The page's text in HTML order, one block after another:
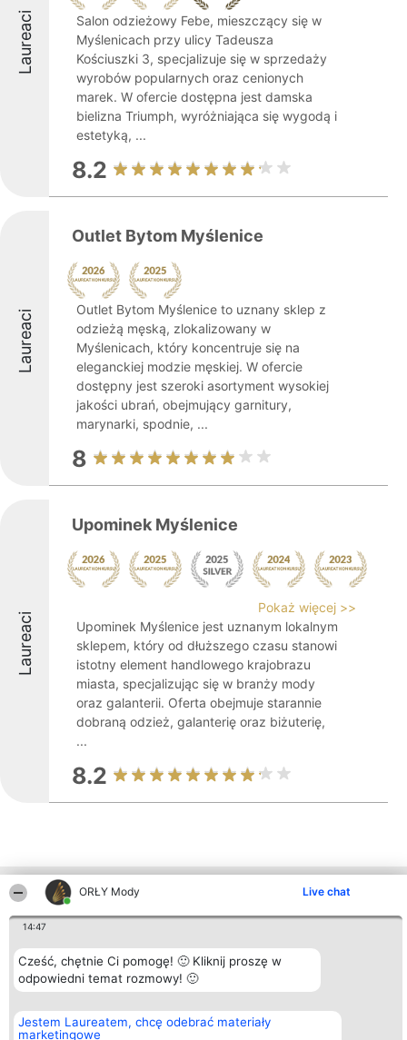
ORŁY Mody Live chat
14:47
Cześć, chętnie Ci pomogę! 🙂 Kliknij proszę w
odpowiedni temat rozmowy! 🙂
Jestem Laureatem, chcę odebrać materiały
marketingowe
Laureaci
Salon odzieżowy Febe, mieszczący się w
Myślenicach przy ulicy Tadeusza
Kościuszki 3, specjalizuje się w sprzedaży
wyrobów popularnych oraz cenionych
marek. W ofercie dostępna jest damska
bielizna Triumph, wyróżniająca się wygodą i
estetyką, ...
8.2
Laureaci
Outlet Bytom Myślenice
Outlet Bytom Myślenice to uznany sklep z
odzieżą męską, zlokalizowany w
Myślenicach, który koncentruje się na
eleganckiej modzie męskiej. W ofercie
dostępny jest szeroki asortyment wysokiej
jakości ubrań, obejmujący garnitury,
marynarki, spodnie, ...
8
Laureaci
Upominek Myślenice
Pokaż więcej >>
Upominek Myślenice jest uznanym lokalnym
sklepem, który od dłuższego czasu stanowi
istotny element handlowego krajobrazu
miasta, specjalizując się w branży mody
oraz galanterii. Oferta obejmuje starannie
dobraną odzież, galanterię oraz biżuterię,
...
8.2
Inne firmy z województwa
Organizator plebiscytu
Bright Side Solutions sp. z o.
o. sp. k.
Wrocław 50-079
KRS 0000749100 | Regon
Plebiscyt
Laureaci
Lista
Laureatów
Zasady
Kontakt